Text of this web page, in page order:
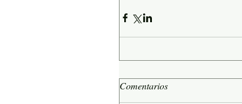
Comentarios